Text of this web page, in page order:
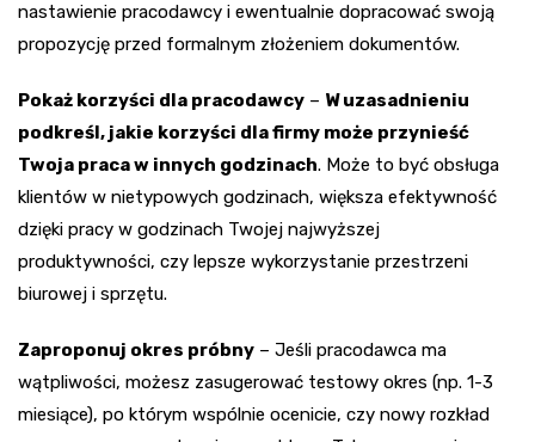
nastawienie pracodawcy i ewentualnie dopracować swoją
propozycję przed formalnym złożeniem dokumentów.
Pokaż korzyści dla pracodawcy – W uzasadnieniu
podkreśl, jakie korzyści dla firmy może przynieść
Twoja praca w innych godzinach. Może to być obsługa
klientów w nietypowych godzinach, większa efektywność
dzięki pracy w godzinach Twojej najwyższej
produktywności, czy lepsze wykorzystanie przestrzeni
biurowej i sprzętu.
Zaproponuj okres próbny – Jeśli pracodawca ma
wątpliwości, możesz zasugerować testowy okres (np. 1-3
miesiące), po którym wspólnie ocenicie, czy nowy rozkład